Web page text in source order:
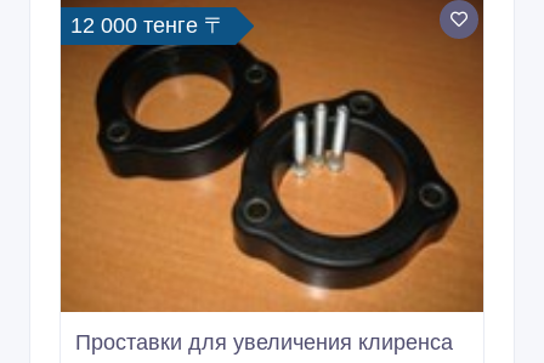
12 000 тенге 〒
Проставки для увеличения клиренса